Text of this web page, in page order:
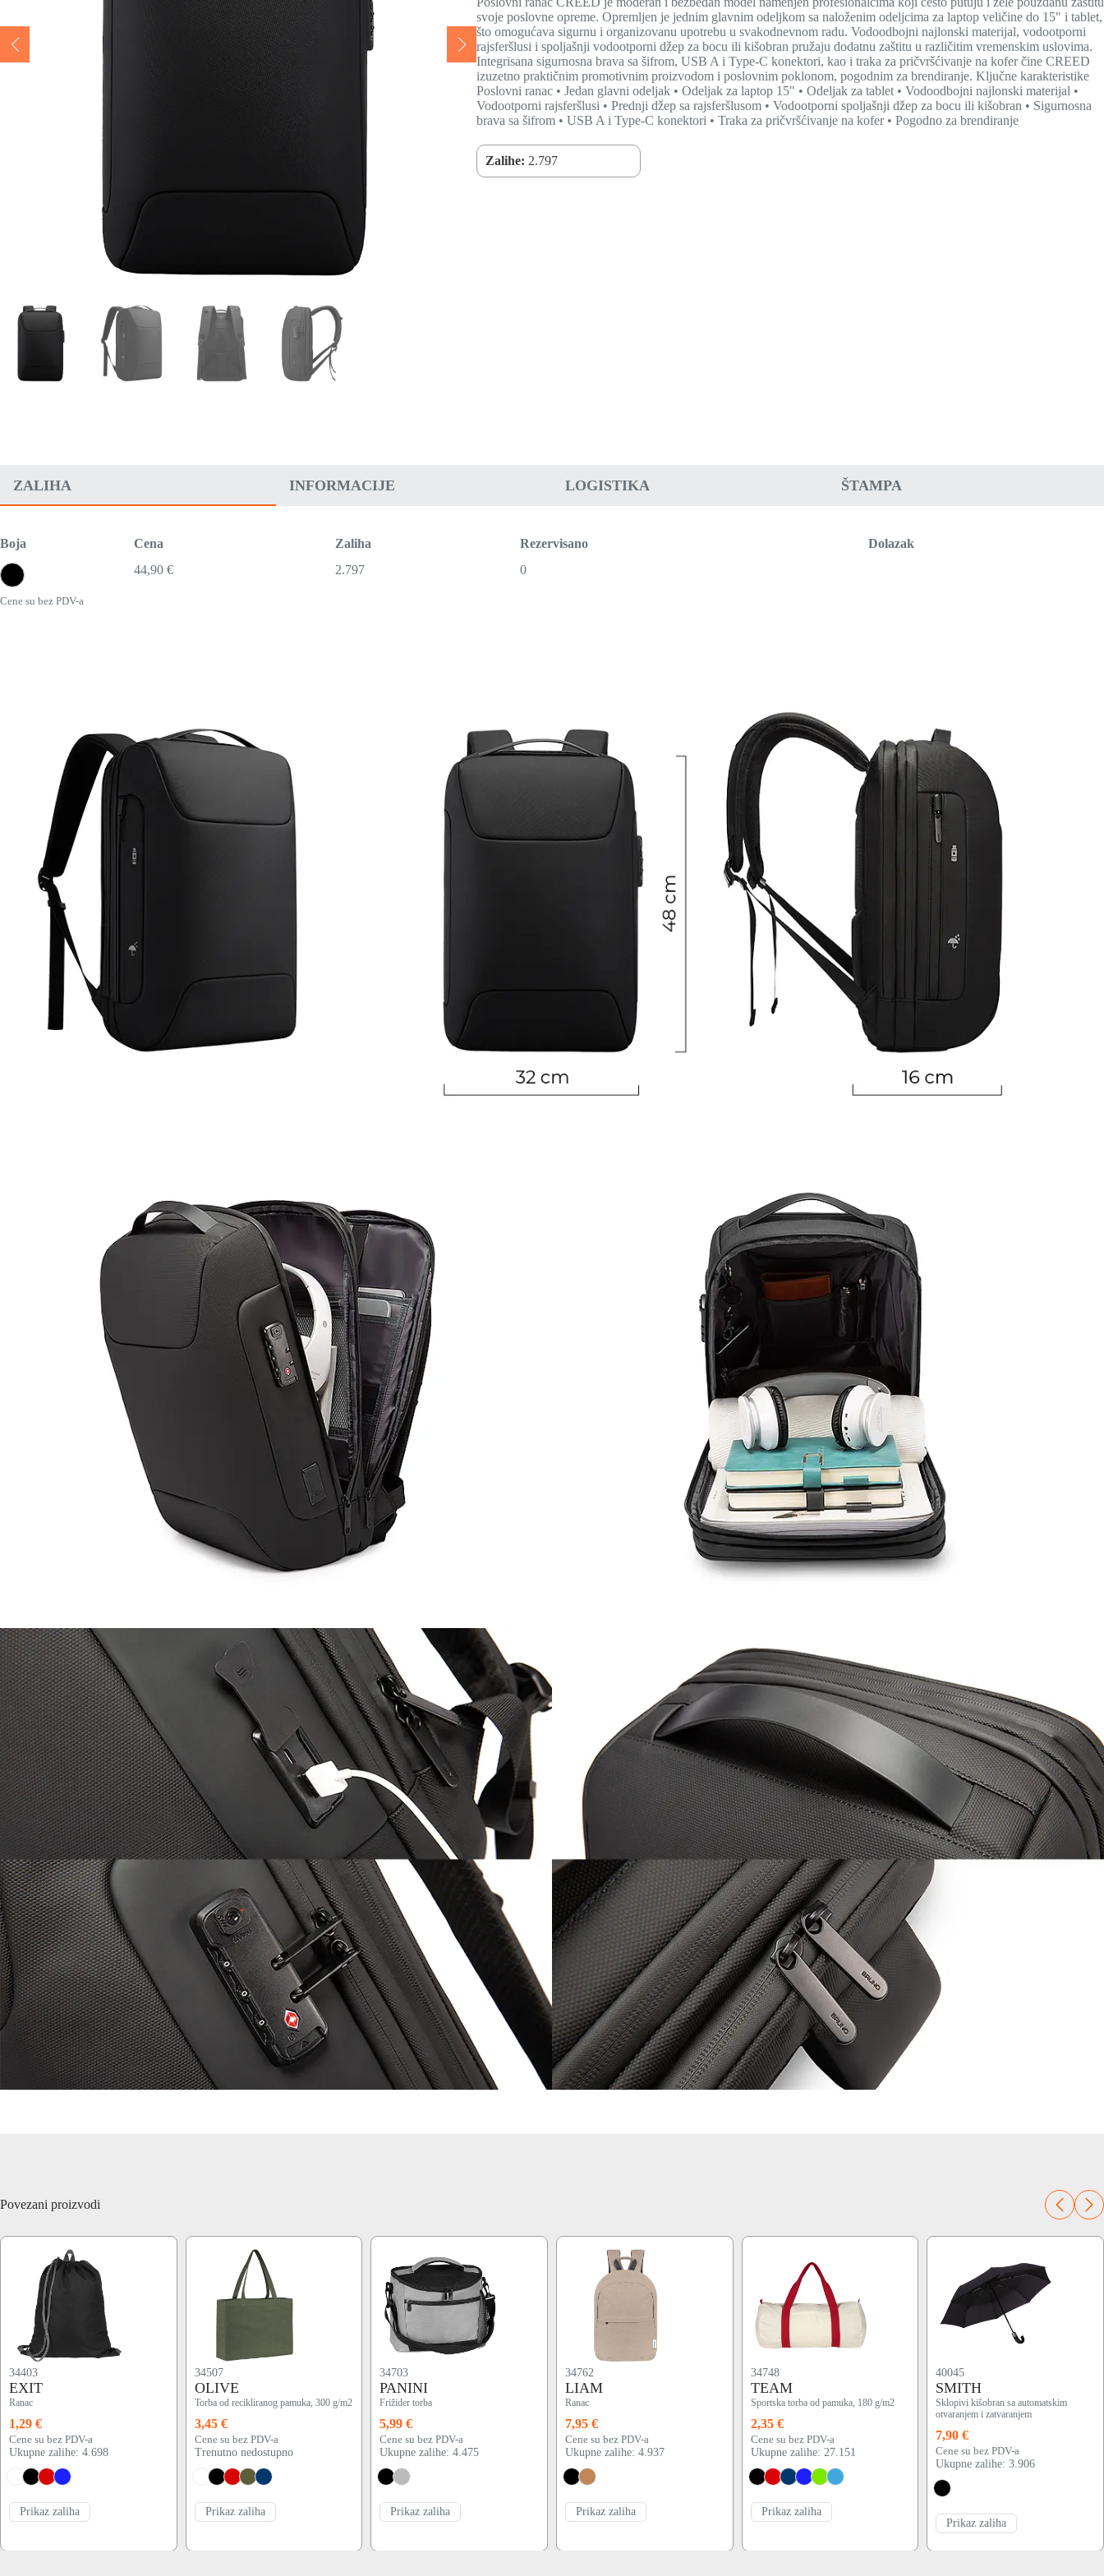
svoje poslovne opreme. Opremljen je jednim glavnim odeljkom sa naloženim odeljcima za laptop veličine do 15" i tablet,
što omogućava sigurnu i organizovanu upotrebu u svakodnevnom radu. Vodoodbojni najlonski materijal, vodootporni
rajsferšlusi i spoljašnji vodootporni džep za bocu ili kišobran pružaju dodatnu zaštitu u različitim vremenskim uslovima.
Integrisana sigurnosna brava sa šifrom, USB A i Type-C konektori, kao i traka za pričvršćivanje na kofer čine CREED
izuzetno praktičnim promotivnim proizvodom i poslovnim poklonom, pogodnim za brendiranje. Ključne karakteristike
Poslovni ranac • Jedan glavni odeljak • Odeljak za laptop 15" • Odeljak za tablet • Vodoodbojni najlonski materijal •
Vodootporni rajsferšlusi • Prednji džep sa rajsferšlusom • Vodootporni spoljašnji džep za bocu ili kišobran • Sigurnosna
brava sa šifrom • USB A i Type-C konektori • Traka za pričvršćivanje na kofer • Pogodno za brendiranje
Zalihe: 2.797
ZALIHA INFORMACIJE LOGISTIKA ŠTAMPA
Boja Cena Zaliha Rezervisano
Dolazak
44,90 €
2.797 0
Cene su bez PDV-a
Povezani proizvodi
34403
EXIT
Ranac
1,29 €
Cene su bez PDV-a
Ukupne zalihe: 4.698
Prikaz zaliha
34507
OLIVE
Torba od recikliranog pamuka, 300 g/m2
3,45 €
Cene su bez PDV-a
Trenutno nedostupno
Prikaz zaliha
34703
PANINI
Frižider torba
5,99 €
Cene su bez PDV-a
Ukupne zalihe: 4.475
Prikaz zaliha
34762
LIAM
Ranac
7,95 €
Cene su bez PDV-a
Ukupne zalihe: 4.937
Prikaz zaliha
34748
TEAM
Sportska torba od pamuka, 180 g/m2
2,35 €
Cene su bez PDV-a
Ukupne zalihe: 27.151
Prikaz zaliha
40045
SMITH
Sklopivi kišobran sa automatskim
otvaranjem i zatvaranjem
7,90 €
Cene su bez PDV-a
Ukupne zalihe: 3.906
Prikaz zaliha